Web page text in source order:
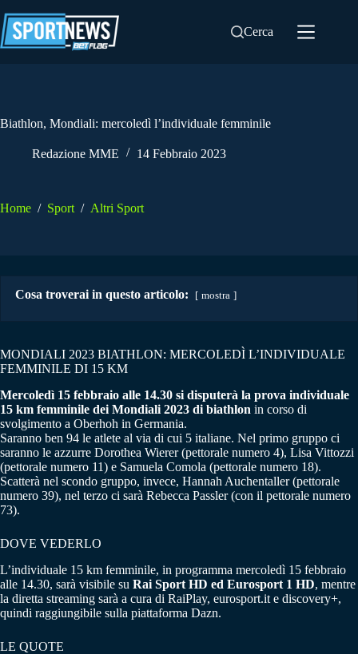
al
contenuto
Cerca
Biathlon, Mondiali: mercoledì l’individuale femminile
Redazione MME 14 Febbraio 2023
Home / Sport / Altri Sport
Cosa troverai in questo articolo: mostra
MONDIALI 2023 BIATHLON: MERCOLEDÌ L’INDIVIDUALE
FEMMINILE DI 15 KM
Mercoledì 15 febbraio alle 14.30 si disputerà la prova individuale
15 km femminile dei Mondiali 2023 di biathlon in corso di
svolgimento a Oberhoh in Germania.
Saranno ben 94 le atlete al via di cui 5 italiane. Nel primo gruppo ci
saranno le azzurre Dorothea Wierer (pettorale numero 4), Lisa Vittozzi
(pettorale numero 11) e Samuela Comola (pettorale numero 18).
Scatterà nel scondo gruppo, invece, Hannah Auchentaller (pettorale
numero 39), nel terzo ci sarà Rebecca Passler (con il pettorale numero
73).
DOVE VEDERLO
L’individuale 15 km femminile, in programma mercoledì 15 febbraio
alle 14.30, sarà visibile su Rai Sport HD ed Eurosport 1 HD, mentre
la diretta streaming sarà a cura di RaiPlay, eurosport.it e discovery+,
quindi raggiungibile sulla piattaforma Dazn.
LE QUOTE